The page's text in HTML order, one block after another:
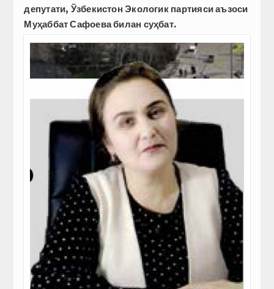
депутати, Ўзбекис­тон Экологик партияси аъзоси
Муҳаббат Сафоева билан суҳбат.